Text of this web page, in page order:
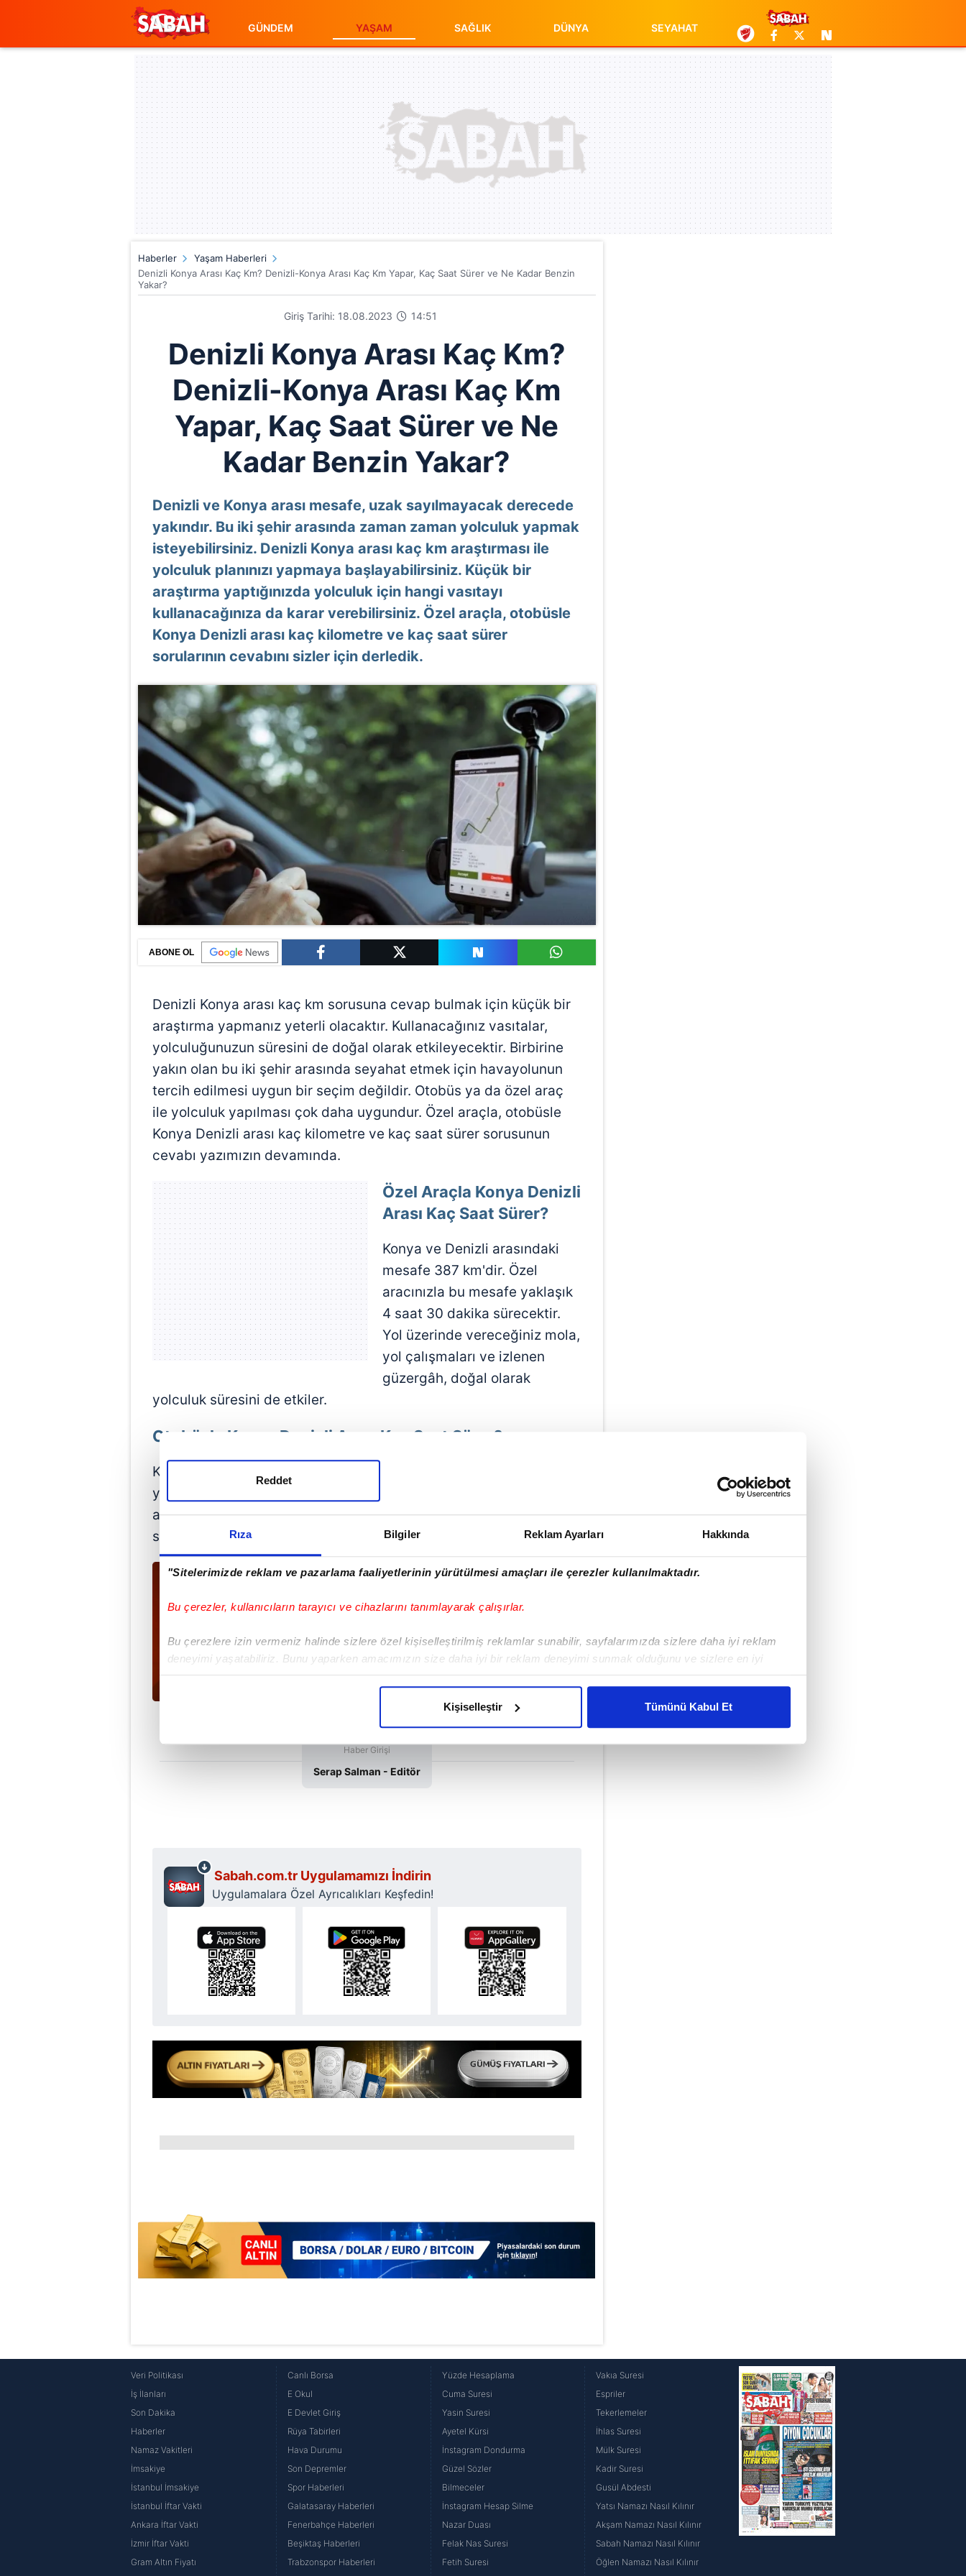
Rıza Bilgiler Reklam Ayarları Hakkında
"Sitelerimizde reklam ve pazarlama faaliyetlerinin yürütülmesi amaçları ile çerezler kullanılmaktadır.
Bu çerezler, kullanıcıların tarayıcı ve cihazlarını tanımlayarak çalışırlar.
Bu çerezlere izin vermeniz halinde sizlere özel kişiselleştirilmiş reklamlar sunabilir, sayfalarımızda sizlere daha iyi reklam
deneyimi yaşatabiliriz. Bunu yaparken amacımızın size daha iyi bir reklam deneyimi sunmak olduğunu ve sizlere en iyi
içerikleri sunabilmek adına elimizden gelen çabayı gösterdiğimizi ve bu noktada, reklamların maliyetlerimizi karşılamak
noktasında tek gelir kalemimiz olduğunu sizlere hatırlatmak isteriz.
Her halükârda, kullanıcılar, bu çerezlere izin vermedikleri takdirde, kullanıcılara hedefli reklamlar gösterilmeyecektir."
Sizlere daha iyi bir hizmet sunabilmek için İnternet Sitemizde kendimize ve üçüncü kişilere ait çerezler kullanılmaktadır. Bu
çerezler vasıtasıyla çeşitli kişisel verileriniz işlenmekte olup gerekli olan çerezler bilgi toplumu hizmetlerinin sunulması
butonuna tıklayabilir,
Çerez Bilgilendirme Metnimizi
6698 sayılı Kişisel Verilerin Korunması Kanunu uyarınca hazırlanmış Aydınlatma Metnimizi okumak ve sitemizde ilgili
Reddet
Kişiselleştir Tümünü Kabul Et
GÜNDEM YAŞAM SAĞLIK DÜNYA SEYAHAT
Haberler
Yaşam Haberleri
Denizli Konya Arası Kaç Km? Denizli-Konya Arası Kaç Km Yapar, Kaç Saat Sürer ve Ne Kadar Benzin
Yakar?
Giriş Tarihi: 18.08.2023 14:51
Denizli Konya Arası Kaç Km?
Denizli-Konya Arası Kaç Km
Yapar, Kaç Saat Sürer ve Ne
Kadar Benzin Yakar?
Denizli ve Konya arası mesafe, uzak sayılmayacak derecede
yakındır. Bu iki şehir arasında zaman zaman yolculuk yapmak
isteyebilirsiniz. Denizli Konya arası kaç km araştırması ile
yolculuk planınızı yapmaya başlayabilirsiniz. Küçük bir
araştırma yaptığınızda yolculuk için hangi vasıtayı
kullanacağınıza da karar verebilirsiniz. Özel araçla, otobüsle
Konya Denizli arası kaç kilometre ve kaç saat sürer
sorularının cevabını sizler için derledik.
ABONE OL
Denizli Konya arası kaç km sorusuna cevap bulmak için küçük bir
araştırma yapmanız yeterli olacaktır. Kullanacağınız vasıtalar,
yolculuğunuzun süresini de doğal olarak etkileyecektir. Birbirine
yakın olan bu iki şehir arasında seyahat etmek için havayolunun
tercih edilmesi uygun bir seçim değildir. Otobüs ya da özel araç
ile yolculuk yapılması çok daha uygundur. Özel araçla, otobüsle
Konya Denizli arası kaç kilometre ve kaç saat sürer sorusunun
cevabı yazımızın devamında.
Özel Araçla Konya Denizli
Arası Kaç Saat Sürer?
Konya ve Denizli arasındaki
mesafe 387 km'dir. Özel
aracınızla bu mesafe yaklaşık
4 saat 30 dakika sürecektir.
Yol üzerinde vereceğiniz mola,
yol çalışmaları ve izlenen
güzergâh, doğal olarak
yolculuk süresini de etkiler.
Otobüsle Konya Denizli Arası Kaç Saat Sürer?
Konya'dan Denizli'ye gidecekseniz, yolculuğunuzu otobüsle
yapmayı da düşünebilirsiniz. Birçok firmanın bu iki şehir merkezi
arasında sefer planı vardır. Otobüs ile bu yolculuk yaklaşık 5 saat
sürecektir.
Haber Girişi
Serap Salman - Editör
Sabah.com.tr Uygulamamızı İndirin
Uygulamalara Özel Ayrıcalıkları Keşfedin!
Veri Politikası
İş İlanları
Son Dakika
Haberler
Namaz Vakitleri
İmsakiye
İstanbul İmsakiye
İstanbul İftar Vakti
Ankara İftar Vakti
İzmir İftar Vakti
Gram Altın Fiyatı
Canlı Borsa
E Okul
E Devlet Giriş
Rüya Tabirleri
Hava Durumu
Son Depremler
Spor Haberleri
Galatasaray Haberleri
Fenerbahçe Haberleri
Beşiktaş Haberleri
Trabzonspor Haberleri
Yüzde Hesaplama
Cuma Suresi
Yasin Suresi
Ayetel Kürsi
İnstagram Dondurma
Güzel Sözler
Bilmeceler
İnstagram Hesap Silme
Nazar Duası
Felak Nas Suresi
Fetih Suresi
Vakıa Suresi
Espriler
Tekerlemeler
İhlas Suresi
Mülk Suresi
Kadir Suresi
Gusül Abdesti
Yatsı Namazı Nasıl Kılınır
Akşam Namazı Nasıl Kılınır
Sabah Namazı Nasıl Kılınır
Öğlen Namazı Nasıl Kılınır